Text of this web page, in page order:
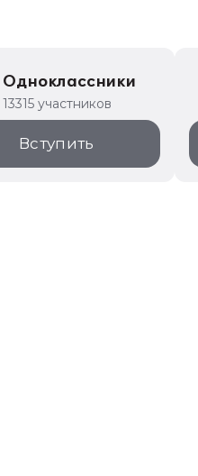
Одноклассники
13315 участников
Вступить